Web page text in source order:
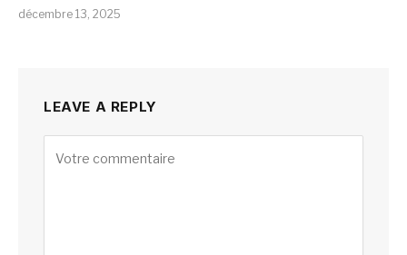
décembre 13, 2025
LEAVE A REPLY